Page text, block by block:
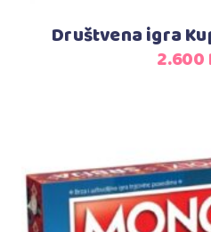
Društvena igra
2.600